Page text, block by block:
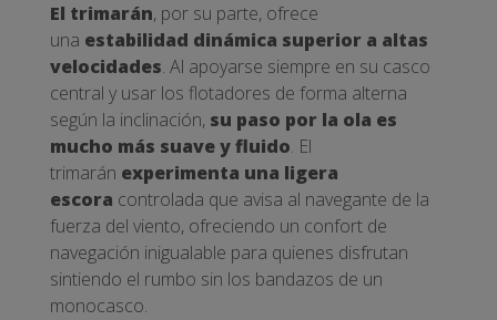
El trimarán, por su parte, ofrece
una estabilidad dinámica superior a altas
velocidades. Al apoyarse siempre en su casco
central y usar los flotadores de forma alterna
según la inclinación, su paso por la ola es
mucho más suave y fluido. El
trimarán experimenta una ligera
escora controlada que avisa al navegante de la
fuerza del viento, ofreciendo un confort de
navegación inigualable para quienes disfrutan
sintiendo el rumbo sin los bandazos de un
monocasco.